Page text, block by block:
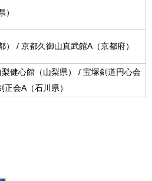
）
） / 京都久御山真武館A（京都府）
健心館（山梨県） / 宝塚剣道円心会
正会A（石川県）